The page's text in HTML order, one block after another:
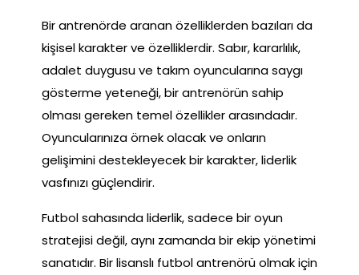
Bir antrenörde aranan özelliklerden bazıları da
kişisel karakter ve özelliklerdir. Sabır, kararlılık,
adalet duygusu ve takım oyuncularına saygı
gösterme yeteneği, bir antrenörün sahip
olması gereken temel özellikler arasındadır.
Oyuncularınıza örnek olacak ve onların
gelişimini destekleyecek bir karakter, liderlik
vasfınızı güçlendirir.
Futbol sahasında liderlik, sadece bir oyun
stratejisi değil, aynı zamanda bir ekip yönetimi
sanatıdır. Bir lisanslı futbol antrenörü olmak için